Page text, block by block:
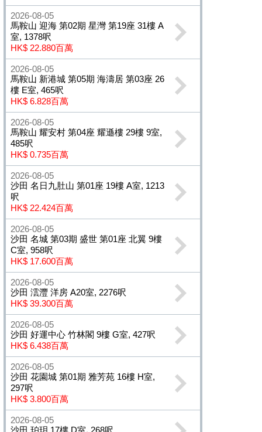
2026-08-05
馬鞍山 迎海 第02期 星灣 第19座 31樓 A
室, 1378呎
HK$ 22.880百萬
2026-08-05
馬鞍山 新港城 第05期 海濤居 第03座 26
樓 E室, 465呎
HK$ 6.828百萬
2026-08-05
馬鞍山 耀安村 第04座 耀遜樓 29樓 9室,
485呎
HK$ 0.735百萬
2026-08-05
沙田 名日九肚山 第01座 19樓 A室, 1213
呎
HK$ 22.424百萬
2026-08-05
沙田 名城 第03期 盛世 第01座 北翼 9樓
C室, 958呎
HK$ 17.600百萬
2026-08-05
沙田 澐灃 洋房 A20室, 2276呎
HK$ 39.300百萬
2026-08-05
沙田 好運中心 竹林閣 9樓 G室, 427呎
HK$ 6.438百萬
2026-08-05
沙田 花園城 第01期 雅芳苑 16樓 H室,
297呎
HK$ 3.800百萬
2026-08-05
沙田 珀玥 17樓 D室, 268呎